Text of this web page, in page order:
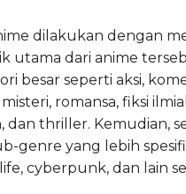
dilakukan dengan
utama dari anime
besar seperti aksi,
romansa, fiksi
dan thriller. Kemudian,
genre yang lebih
cyberpunk, dan lain